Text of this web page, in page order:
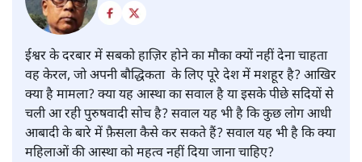
ईश्वर के दरबार में सबको हाज़िर होने का मौका क्यों नहीं देना चाहता
वह केरल, जो अपनी बौद्धिकता के लिए पूरे देश में मशहूर है? आखिर
क्या है मामला? क्या यह आस्था का सवाल है या इसके पीछे सदियों से
चली आ रही पुरुषवादी सोच है? सवाल यह भी है कि कुछ लोग आधी
आबादी के बारे में फ़ैसला कैसे कर सकते हैं? सवाल यह भी है कि क्या
महिलाओं की आस्था को महत्व नहीं दिया जाना चाहिए?